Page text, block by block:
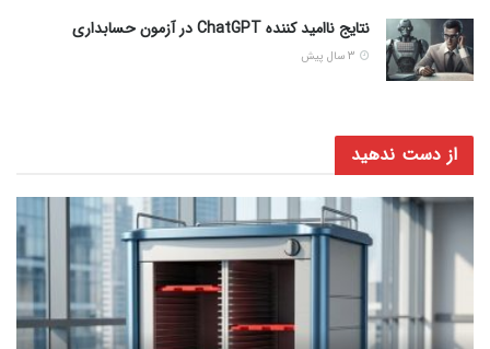
نتایج ناامید کننده ChatGPT در آزمون حسابداری
از دست ندهید